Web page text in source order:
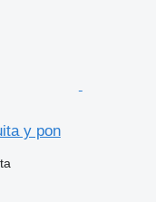
y pon